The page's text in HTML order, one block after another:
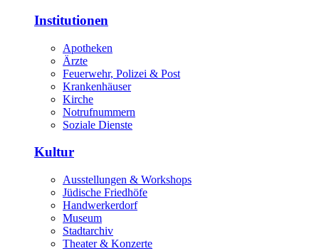
Institutionen
Apotheken
Ärzte
Feuerwehr, Polizei & Post
Krankenhäuser
Kirche
Notrufnummern
Soziale Dienste
Kultur
Ausstellungen & Workshops
Jüdische Friedhöfe
Handwerkerdorf
Museum
Stadtarchiv
Theater & Konzerte